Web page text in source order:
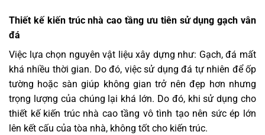
Thiết kế kiến trúc nhà cao tầng ưu tiên sử dụng gạch vân
đá
Việc lựa chọn nguyên vật liệu xây dựng như: Gạch, đá mất
khá nhiều thời gian. Do đó, việc sử dụng đá tự nhiên để ốp
tường hoặc sàn giúp không gian trở nên đẹp hơn nhưng
trọng lượng của chúng lại khá lớn. Do đó, khi sử dụng cho
thiết kế kiến trúc nhà cao tầng vô tình tạo nên sức ép lớn
lên kết cấu của tòa nhà, không tốt cho kiến trúc.